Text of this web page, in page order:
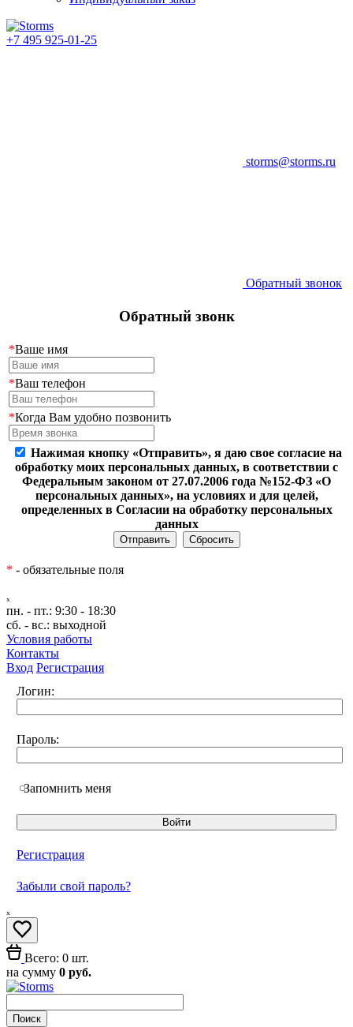
+7 495 925-01-25
storms@storms.ru
Обратный звонок
Обратный звонк
*Ваше имя
*Ваш телефон
*Когда Вам удобно позвонить
Нажимая кнопку «Отправить», я даю свое согласие на
обработку моих персональных данных, в соответствии с
Федеральным законом от 27.07.2006 года №152-ФЗ «О
персональных данных», на условиях и для целей,
определенных в Согласии на обработку персональных
данных
* - обязательные поля
ₓ
пн. - пт.: 9:30 - 18:30
сб. - вс.: выходной
Условия работы
Контакты
Вход Регистрация
Логин:
Пароль:
Запомнить меня
Регистрация
Забыли свой пароль?
ₓ
Всего: 0 шт.
на сумму 0 руб.